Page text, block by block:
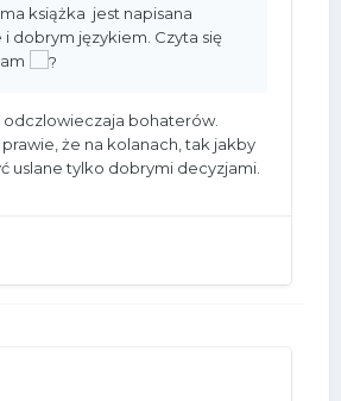
książka jest napisana
dobrym językiem. Czyta się
odczlowieczaja bohaterów.
że na kolanach, tak jakby
uslane tylko dobrymi decyzjami.